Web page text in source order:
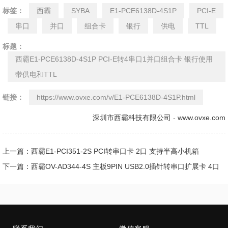
标签： 西霸 SYBA E1-PCE6138D-4S1P
PCI-E
串口
并口 组合卡 银行 供电 TTL
标题：
西霸E1-PCE6138D-4S1P PCI-E转4串口1并口组合卡 银行使用
带供电和TTL
链接： https://www.ovxe.com/v/E1-PCE6138D-4S1P.html
深圳市西霸科技有限公司 - www.ovxe.com
上一篇：西霸E1-PCI351-2S PCI转串口卡 2口 支持半高小机箱
下一篇：西霸OV-AD344-4S 主板9PIN USB2.0插针转串口扩展卡 4口